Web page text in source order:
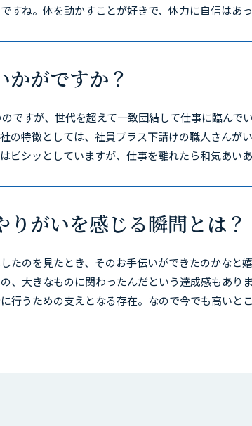
すね。体を動かすことが好きで、体力に自信はあ
かがですか？
ですが、世代を超えて一致団結して仕事に臨ん
の特徴としては、社員プラス下請けの職人さんが
ビシッとしていますが、仕事を離れたら和気あい
がいを感じる瞬間とは？
たのを見たとき、そのお手伝いができたのかな
、大きなものに関わったんだという達成感もあ
行うための支えとなる存在。なので今でも高いと